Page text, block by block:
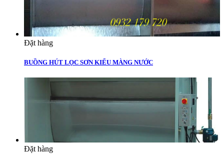
Đặt hàng
BUỒNG HÚT LỌC SƠN KIỂU MÀNG NƯỚC
Đặt hàng